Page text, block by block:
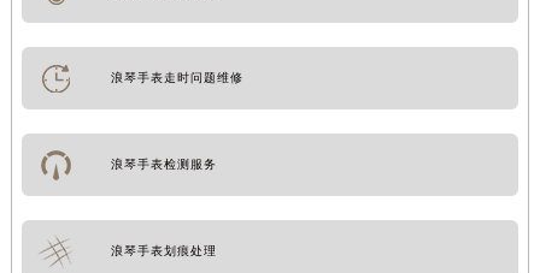
浪琴手表走时问题维修
浪琴手表检测服务
浪琴手表划痕处理